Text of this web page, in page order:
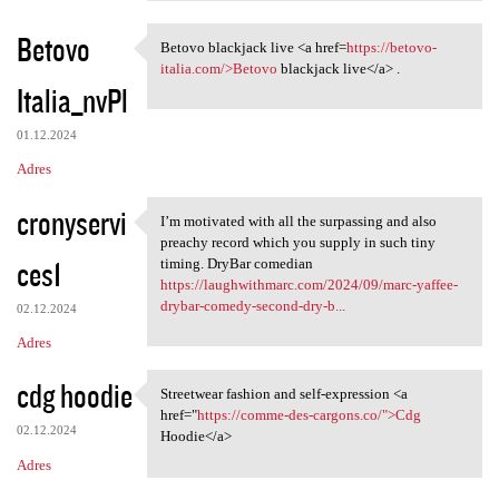
Betovo
Italia_nvPl
01.12.2024
Adres
Betovo blackjack live <a href
Betovo blackjack live <a href=https://betovo-
italia.com/>Betovo blackjack live</a> .
cronyservi
ces1
02.12.2024
Adres
I’m motivated with all the
I’m motivated with all the surpassing and also
preachy record which you supply in such tiny
timing. DryBar comedian
https://laughwithmarc.com/2024/09/marc-yaffee-
drybar-comedy-second-dry-b...
cdg hoodie
02.12.2024
Adres
Streetwear fashion and self
Streetwear fashion and self-expression <a
href="https://comme-des-cargons.co/">Cdg
Hoodie</a>